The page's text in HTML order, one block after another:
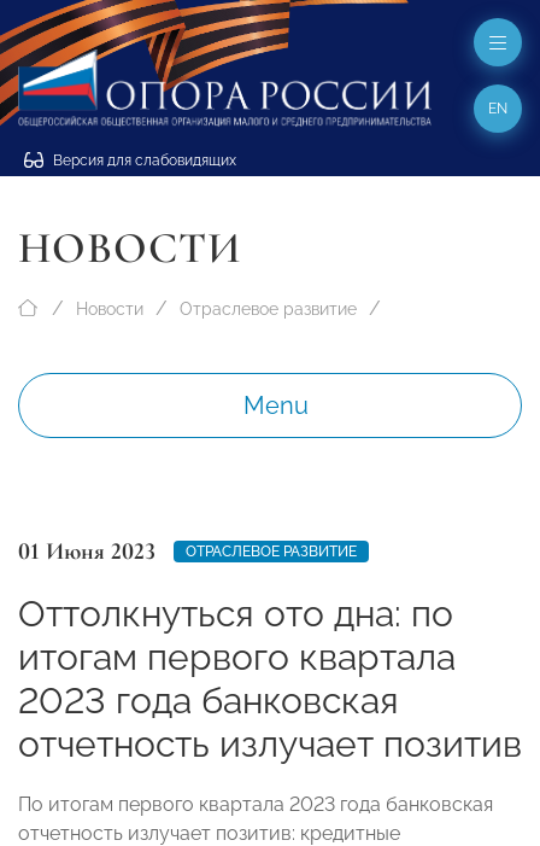
Версия для слабовидящих
EN
НОВОСТИ
Новости Отраслевое развитие
Menu
01 Июня 2023 ОТРАСЛЕВОЕ РАЗВИТИЕ
Оттолкнуться ото дна: по
итогам первого квартала
2023 года банковская
отчетность излучает позитив
По итогам первого квартала 2023 года банковская
отчетность излучает позитив: кредитные